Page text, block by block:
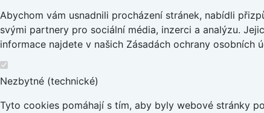
Abychom vám usnadnili procházení stránek, nabídli
svými partnery pro sociální média, inzerci a analýzu.
informace najdete v našich Zásadách ochrany osobních
Nezbytné (technické)
Tyto cookies pomáhají s tím, aby byly webové stránky